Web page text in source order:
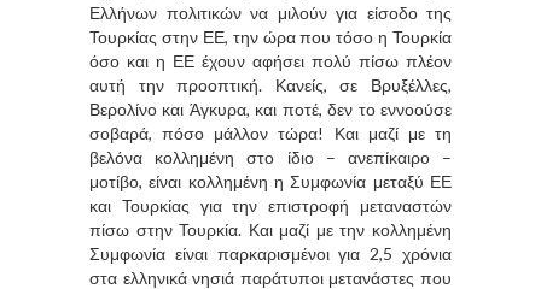
Ελλήνων πολιτικών να μιλούν για είσοδο της
Τουρκίας στην ΕΕ, την ώρα που τόσο η Τουρκία
όσο και η ΕΕ έχουν αφήσει πολύ πίσω πλέον
αυτή την προοπτική. Κανείς, σε Βρυξέλλες,
Βερολίνο και Άγκυρα, και ποτέ, δεν το εννοούσε
σοβαρά, πόσο μάλλον τώρα! Και μαζί με τη
βελόνα κολλημένη στο ίδιο – ανεπίκαιρο –
μοτίβο, είναι κολλημένη η Συμφωνία μεταξύ ΕΕ
και Τουρκίας για την επιστροφή μεταναστών
πίσω στην Τουρκία. Και μαζί με την κολλημένη
Συμφωνία είναι παρκαρισμένοι για 2,5 χρόνια
στα ελληνικά νησιά παράτυποι μετανάστες που